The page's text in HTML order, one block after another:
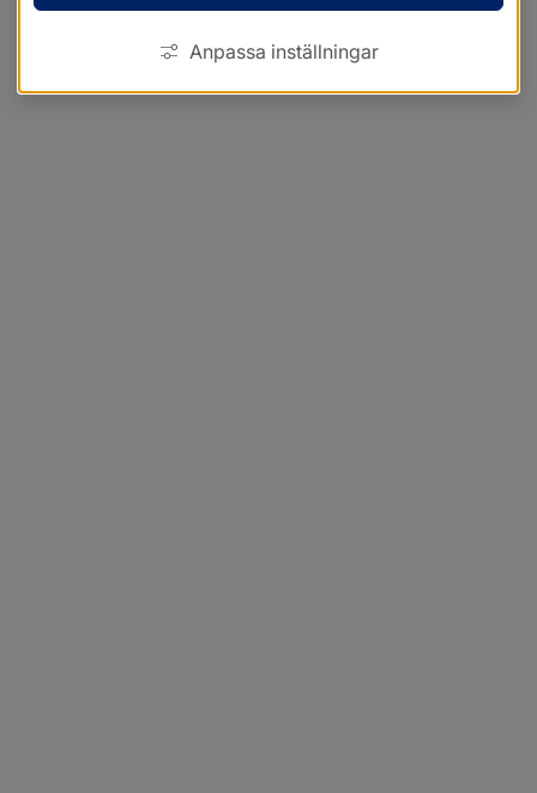
Anpassa inställningar